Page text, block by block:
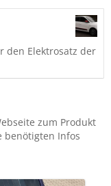
den Elektrosatz der
zum Produkt
benötigten Infos